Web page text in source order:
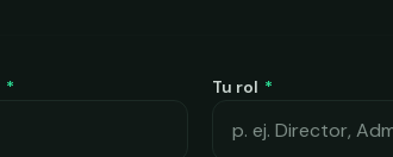
* Tu rol *